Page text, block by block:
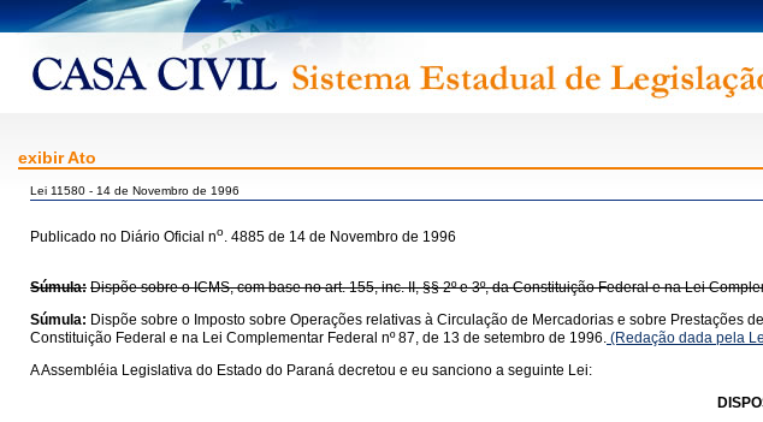
exibir Ato
Lei 11580 - 14 de Novembro de 1996
Publicado no Diário Oficial no. 4885 de 14 de Novembro de 1996
Súmula: Dispõe sobre o ICMS, com base no art. 155, inc. II, §§ 2º e 3º, da Constituição Federal e na Lei
Súmula: Dispõe sobre o Imposto sobre Operações relativas à Circulação de Mercadorias e sobre Prestações
Constituição Federal e na Lei Complementar Federal nº 87, de 13 de setembro de 1996. (Redação dada pela
A Assembléia Legislativa do Estado do Paraná decretou e eu sanciono a seguinte Lei: